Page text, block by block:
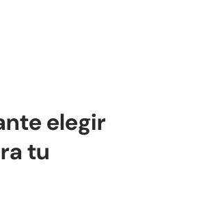
elegir
tu